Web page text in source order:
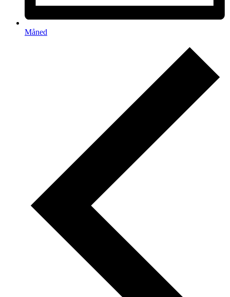
Måned